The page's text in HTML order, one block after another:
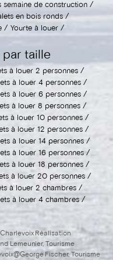
semaine de construction
en bois ronds
Yourte à louer
par taille
à louer 2 personnes
à louer 4 personnes
à louer 6 personnes
à louer 8 personnes
à louer 10 personnes
à louer 12 personnes
à louer 14 personnes
à louer 16 personnes
à louer 18 personnes
à louer 20 personnes
à louer 2 chambres
à louer 4 chambres
Réalisation
Lemeunier, Tourisme
Fischer, Tourisme